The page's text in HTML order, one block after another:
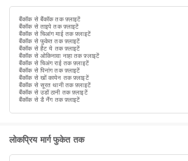
बैंकॉक से बैंकॉक तक फ़्लाइटें
बैंकॉक से ताइपे तक फ़्लाइटें
बैंकॉक से चिआंग माई तक फ़्लाइटें
बैंकॉक से फुकेत तक फ़्लाइटें
बैंकॉक से हैट ये तक फ़्लाइटें
बैंकॉक से ओकिनावा नाहा तक फ़्लाइटें
बैंकॉक से चिअंग राई तक फ़्लाइटें
बैंकॉक से पिनांग तक फ़्लाइटें
बैंकॉक से खों कायेन तक फ़्लाइटें
बैंकॉक से सूरत थानी तक फ़्लाइटें
बैंकॉक से उडों ठानी तक फ़्लाइटें
बैंकॉक से डै नैंग तक फ़्लाइटें
लोकप्रिय मार्ग फुकेत तक